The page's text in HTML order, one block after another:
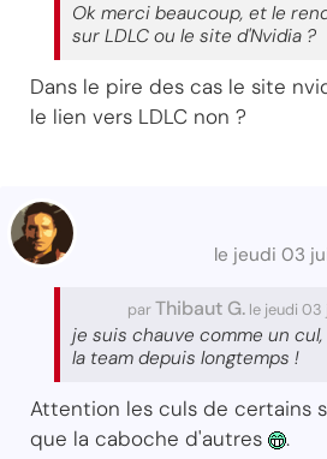
Ok merci beaucoup, et le
sur LDLC ou le site d'Nvidia ?
Dans le pire des cas le site
le lien vers LDLC non ?
le jeudi 03
parThibaut G. le jeudi 03
je suis chauve comme un
la team depuis longtemps !
Attention les culs de certains
que la caboche d'autres
.